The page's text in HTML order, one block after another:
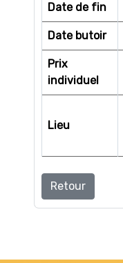
Date de fin
Date butoir
Prix
individuel
Lieu
Retour